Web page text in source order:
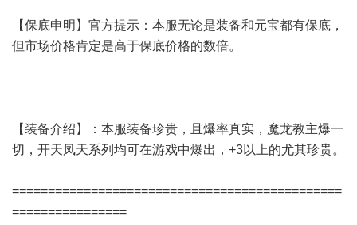
【保底申明】官方提示：本服无论是装备和元宝都有保底，
但市场价格肯定是高于保底价格的数倍。
【装备介绍】：本服装备珍贵，且爆率真实，魔龙教主爆一
切，开天凤天系列均可在游戏中爆出，+3以上的尤其珍贵。
==============================================
================